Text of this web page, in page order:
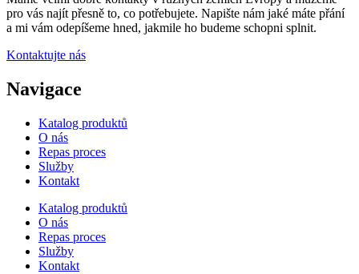
pro vás najít přesně to, co potřebujete. Napište nám jaké máte přání
a mi vám odepíšeme hned, jakmile ho budeme schopni splnit.
Kontaktujte nás
Navigace
Katalog produktů
O nás
Repas proces
Služby
Kontakt
Katalog produktů
O nás
Repas proces
Služby
Kontakt